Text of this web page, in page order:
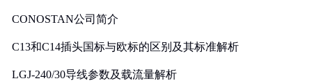
CONOSTAN公司简介
C13和C14插头国标与欧标的区别及其标准解析
LGJ-240/30导线参数及载流量解析